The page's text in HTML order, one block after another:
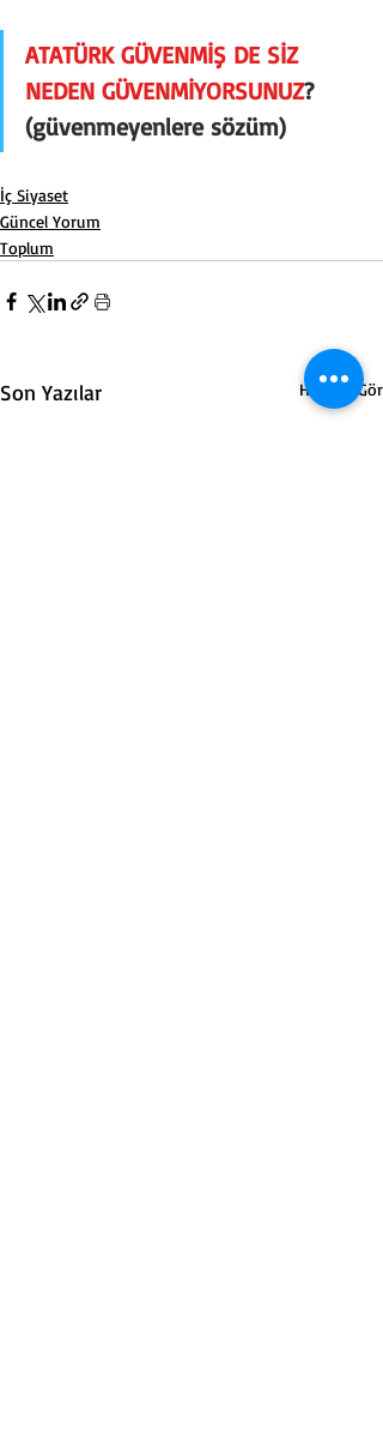
ATATÜRK GÜVENMİŞ DE SİZ
NEDEN GÜVENMİYORSUNUZ?
(güvenmeyenlere sözüm)
İç Siyaset
Güncel Yorum
Toplum
Son Yazılar Hepsini Gör